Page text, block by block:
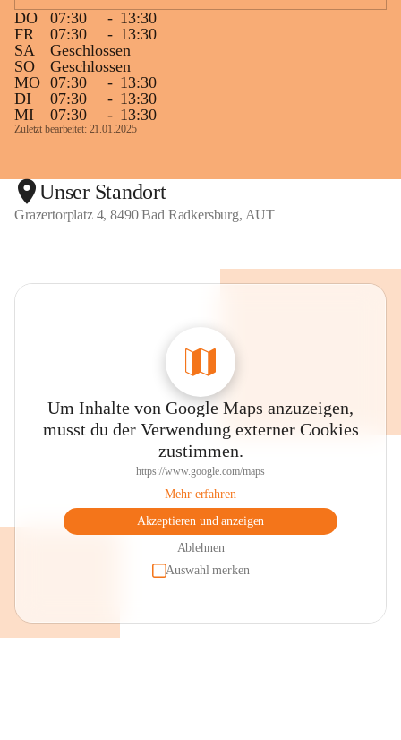
DO
07:30 - 13:30
FR
07:30 - 13:30
SA
Geschlossen
SO
Geschlossen
MO 07:30 - 13:30
DI
07:30 - 13:30
MI
07:30 - 13:30
Zuletzt bearbeitet: 21.01.2025
Unser Standort
Grazertorplatz 4, 8490 Bad Radkersburg, AUT
Um Inhalte von Google Maps anzuzeigen,
musst du der Verwendung externer Cookies
zustimmen.
https://www.google.com/maps
Mehr erfahren
Akzeptieren und anzeigen
Ablehnen
Auswahl merken